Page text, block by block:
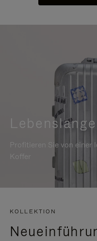
Profitieren Sie von einer
Koffer
KOLLEKTION